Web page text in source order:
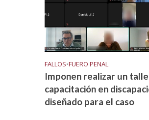
FALLOS•FUERO PENAL
Imponen realizar un
capacitación en
diseñado para el caso